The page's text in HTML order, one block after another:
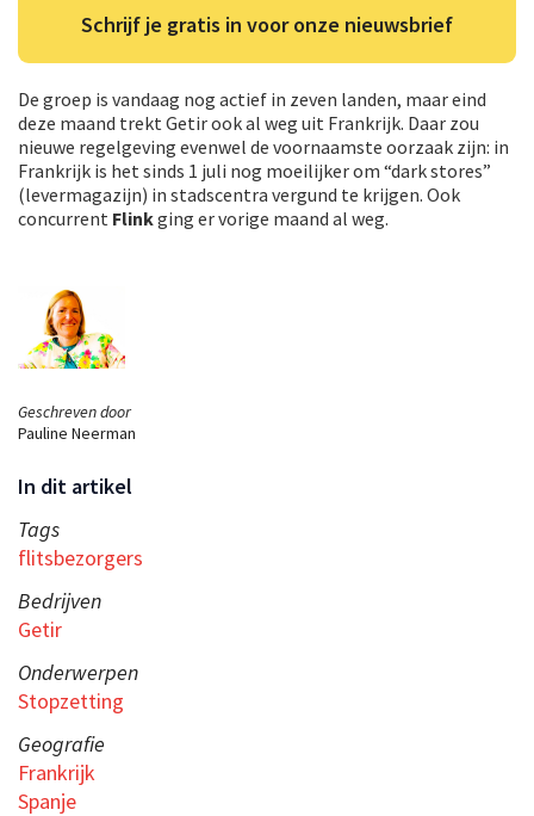
Geschreven door
Pauline Neerman
In dit artikel
Tags
flitsbezorgers
Bedrijven
Getir
Onderwerpen
Stopzetting
Geografie
Frankrijk
Spanje
Schrijf je gratis in voor onze nieuwsbrief
De groep is vandaag nog actief in zeven landen, maar eind
deze maand trekt Getir ook al weg uit Frankrijk. Daar zou
nieuwe regelgeving evenwel de voornaamste oorzaak zijn: in
Frankrijk is het sinds 1 juli nog moeilijker om “dark stores”
(levermagazijn) in stadscentra vergund te krijgen. Ook
concurrent Flinkging er vorige maand al weg.